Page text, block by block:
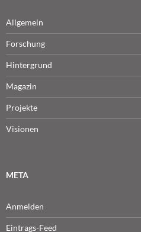
Allgemein
Forschung
Hintergrund
Magazin
Projekte
Visionen
META
Anmelden
Eintrags-Feed